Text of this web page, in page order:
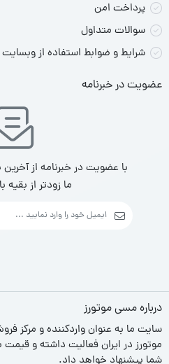
پرداخت امن
سوالات متداول
شرایط و ضوابط استفاده از وبسایت
عضویت در خبرنامه
با عضویت در خبرنامه از
ما زودتر از بقیه
درباره مسی موتورز
سایت ما به عنوان واردکننده و مرکز
موتورز در ایران فعالیت داشته و قیمت